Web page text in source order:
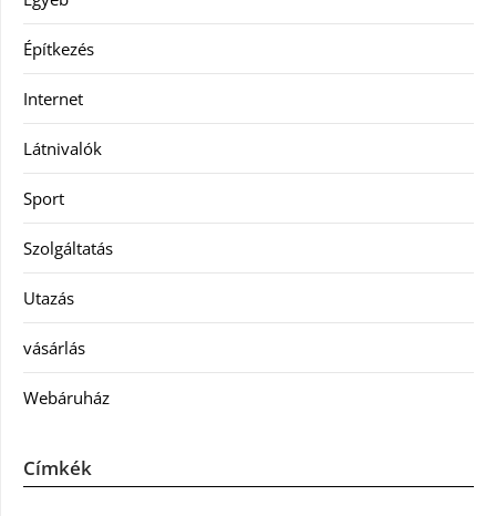
Építkezés
Internet
Látnivalók
Sport
Szolgáltatás
Utazás
vásárlás
Webáruház
Címkék